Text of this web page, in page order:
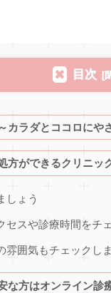
目次
カラダとココロにや
方ができるクリニッ
しょう
セスや診療時間をチ
雰囲気もチェックし
な方はオンライン診